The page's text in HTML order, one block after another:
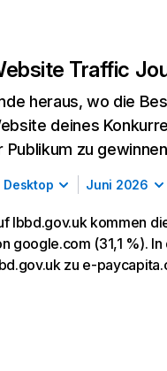
Traffic
heraus, wo die
deines
Publikum zu
Desktop Juni 2026
lbbd.gov.uk kommen
google.com (31,1 %).
zu e-